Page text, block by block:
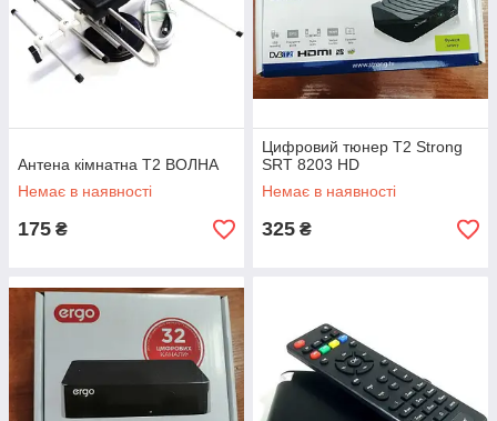
Перш ніж купити телевізор, важливо порівняти ціни на різні
моделі, проаналізувати перераховані вище фактори і
зупинити вибір на тому телевізорі, який буде точно підходити
під ваші вимоги.
Антена кімнатна Т2 ВОЛНА
Немає в наявності
175 ₴
Цифровий тюнер Т2 Strong
SRT 8203 HD
Немає в наявності
325 ₴